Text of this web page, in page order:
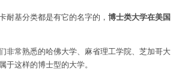
耐基分类都是有它的名字的， 博士类大学在美国
非常熟悉的哈佛大学、麻省理工学院、芝加哥大
于这样的博士型的大学。